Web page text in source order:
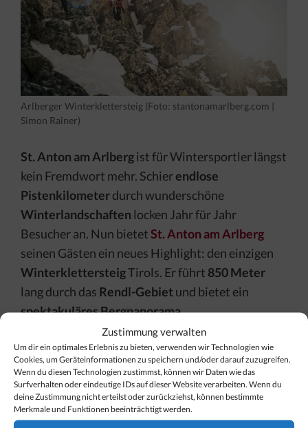
Zustimmung verwalten
Um dir ein optimales Erlebnis zu bieten, verwenden wir Technologien wie
Cookies, um Geräteinformationen zu speichern und/oder darauf zuzugreifen.
Wenn du diesen Technologien zustimmst, können wir Daten wie das
Surfverhalten oder eindeutige IDs auf dieser Website verarbeiten. Wenn du
deine Zustimmung nicht erteilst oder zurückziehst, können bestimmte
Merkmale und Funktionen beeinträchtigt werden.
Arlberger Winterklettersteig (Foto: stantonamarlberg.com |
Simon Rainer)
St. Anton am Arlbergist für Wintersportler längst
kein Fremdwort mehr. Schierendlose
Pistenkilometerdurch wunderschöne
Winterlandschaften locken Jahr für Jahr
Besucher an. Nun bietetSt. Anton am Arlberg
seinen Gästen ein neues Highlight: den einzigen
WinterklettersteigTirols. Er führt 850 Meter
lang durch das Rendl-Gebiet und bietet ein
spektakuläres Bergpanorama.
[…]
Kategorien
Sport & Freizeit